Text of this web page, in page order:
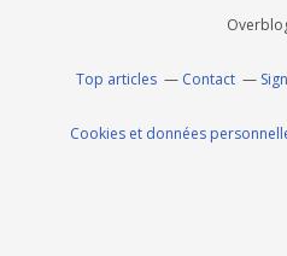
Top articles Contact
Cookies et données